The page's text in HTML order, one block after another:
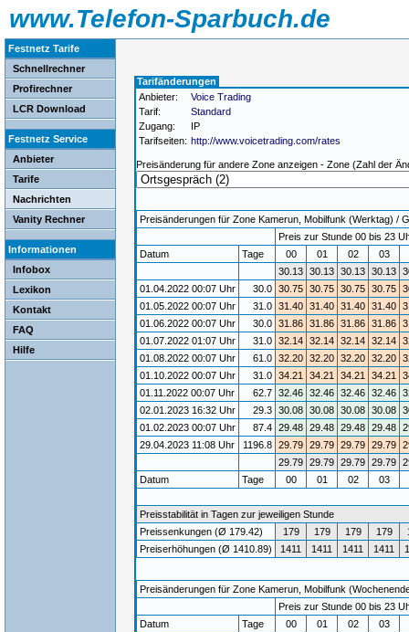
www.Telefon-Sparbuch.de
Festnetz Tarife
Schnellrechner
Profirechner
LCR Download
Festnetz Service
Anbieter
Tarife
Nachrichten
Vanity Rechner
Informationen
Infobox
Lexikon
Kontakt
FAQ
Hilfe
Tarifänderungen
Anbieter:
Voice Trading
Tarif:
Standard
Zugang:
IP
Tarifseiten: http://www.voicetrading.com/rates
Preisänderung für andere Zone anzeigen - Zone (Zahl der
Preisänderungen für Zone Kamerun, Mobilfunk (Werktag) /
Preis zur Stunde 00 bis 23
Datum
Tage 00 01 02 03
30.13 30.13 30.13 30.13
01.04.2022 00:07 Uhr
30.0 30.75 30.75 30.75 30.75
01.05.2022 00:07 Uhr
31.0 31.40 31.40 31.40 31.40
01.06.2022 00:07 Uhr
30.0 31.86 31.86 31.86 31.86
01.07.2022 01:07 Uhr
31.0 32.14 32.14 32.14 32.14
01.08.2022 00:07 Uhr
61.0 32.20 32.20 32.20 32.20
01.10.2022 00:07 Uhr
31.0 34.21 34.21 34.21 34.21
01.11.2022 00:07 Uhr
62.7 32.46 32.46 32.46 32.46
02.01.2023 16:32 Uhr
29.3 30.08 30.08 30.08 30.08
01.02.2023 00:07 Uhr
87.4 29.48 29.48 29.48 29.48
29.04.2023 11:08 Uhr
1196.8 29.79 29.79 29.79 29.79
29.79 29.79 29.79 29.79
Datum
Tage 00 01 02 03
Preisstabilität in Tagen zur jeweiligen Stunde
Preissenkungen (Ø 179.42)
179 179 179 179
Preiserhöhungen (Ø 1410.89)
1411 1411 1411 1411
Preisänderungen für Zone Kamerun, Mobilfunk
Preis zur Stunde 00 bis 23
Datum
Tage 00 01 02 03